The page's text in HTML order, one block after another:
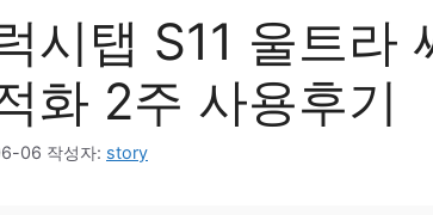
시탭 S11 울트라
화 2주 사용후기
06 작성자: story